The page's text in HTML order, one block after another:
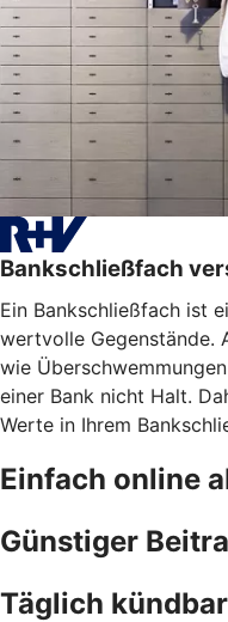
Bankschließfach
Ein Bankschließfach ist
wertvolle Gegenstände.
wie
einer Bank nicht Halt.
Werte in Ihrem
Einfach online
Günstiger
Täglich kündbar